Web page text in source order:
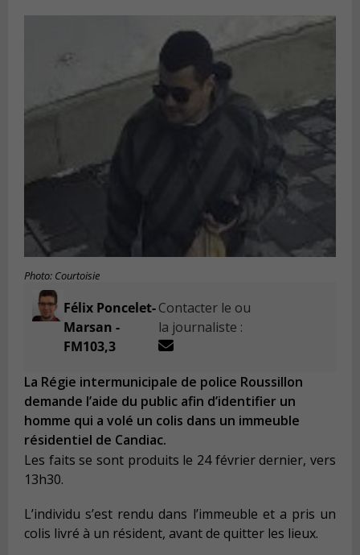
Photo: Courtoisie
Félix Poncelet-
Marsan -
FM103,3
Contacter le ou
la journaliste :
La Régie intermunicipale de police Roussillon
demande l’aide du public afin d’identifier un
homme qui a volé un colis dans un immeuble
résidentiel de Candiac.
Les faits se sont produits le 24 février dernier, vers
13h30.
L’individu s’est rendu dans l’immeuble et a pris un
colis livré à un résident, avant de quitter les lieux.